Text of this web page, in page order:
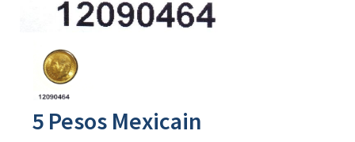
produit
5 Pesos Mexicain